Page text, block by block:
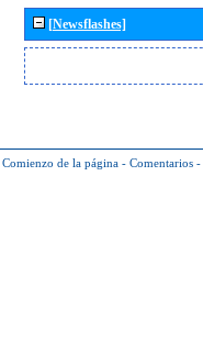
[Newsflashes]
Comienzo de la página - Comentarios -